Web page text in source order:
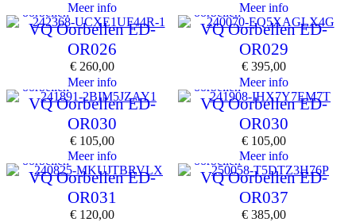
Meer info
Meer info
oorbellen
VQ Oorbellen ED-
OR026
€ 260,00
Meer info
oorbellen
VQ Oorbellen ED-
OR029
€ 395,00
Meer info
oorbellen
VQ Oorbellen ED-
OR030
€ 105,00
Meer info
oorbellen
VQ Oorbellen ED-
OR030
€ 105,00
Meer info
oorbellen
VQ Oorbellen ED-
OR031
€ 120,00
oorbellen
VQ Oorbellen ED-
OR037
€ 385,00